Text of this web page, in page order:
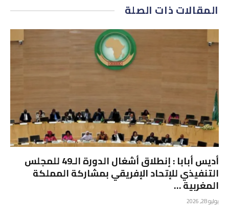
المقالاتذات الصلة
أديس أبابا : إنطلاق أشغال الدورة الـ49 للمجلس
التنفيذي للإتحاد الإفريقي بمشاركة المملكة
المغربية …
يوليو 28, 2026